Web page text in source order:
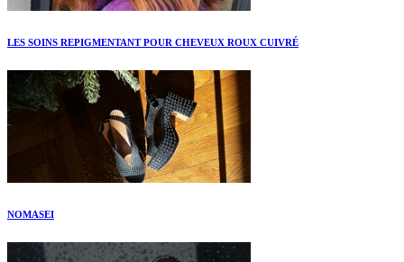
LES SOINS REPIGMENTANT POUR CHEVEUX ROUX CUIVRÉ
NOMASEI